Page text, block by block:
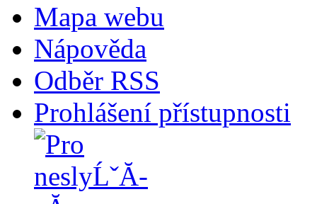
Mapa webu
Nápověda
Odběr RSS
Prohlášení přístupnosti